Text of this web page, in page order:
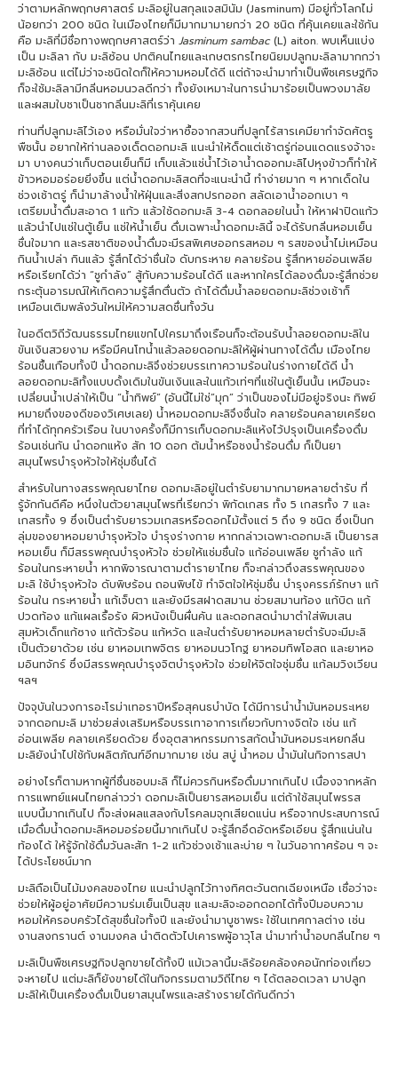
ว่าตามหลักพฤกษศาสตร์ มะลิอยู่ในสกุลแจสมินัม (Jasminum) มีอยู่ทั่วโลกไม่
น้อยกว่า 200 ชนิด ในเมืองไทยก็มีมากมามายกว่า 20 ชนิด ที่คุ้นเคยและใช้กัน
คือ มะลิที่มีชื่อทางพฤกษศาสตร์ว่า Jasminum sambac(L) aiton. พบเห็นแบ่ง
เป็น มะลิลา กับ มะลิซ้อน ปกติคนไทยและเกษตรกรไทยนิยมปลูกมะลิลามากกว่า
มะลิซ้อน แต่ไม่ว่าจะชนิดใดก็ให้ความหอมได้ดี แต่ถ้าจะนำมาทำเป็นพืชเศรษฐกิจ
ก็จะใช้มะลิลามีกลิ่นหอมนวลดีกว่า ทั้งยังเหมาะในการนำมาร้อยเป็นพวงมาลัย
และผสมใบชาเป็นชากลิ่นมะลิที่เราคุ้นเคย
ท่านที่ปลูกมะลิไว้เอง หรือมั่นใจว่าหาซื้อจากสวนที่ปลูกไร้สารเคมียากำจัดศัตรู
พืชนั้น อยากให้ท่านลองเด็ดดอกมะลิ แนะนำให้ด็ดแต่เช้าตรู่ก่อนแดดแรงจ้าจะ
มา บางคนว่าเก็บตอนเย็นก็มี เก็บแล้วแช่น้ำไว้เอาน้ำดออกมะลิไปหุงข้าวก็ทำให้
ข้าวหอมอร่อยยิ่งขึ้น แต่น้ำดอกมะลิสดที่จะแนะนำนี้ ทำง่ายมาก ๆ หากเด็ดใน
ช่วงเช้าตรู่ ก็นำมาล้างน้ำให้ฝุ่นและสิ่งสกปรกออก สลัดเอาน้ำออกเบา ๆ
เตรียมน้ำดื่มสะอาด 1 แก้ว แล้วใช้ดอกมะลิ 3-4 ดอกลอยในน้ำ ให้หาฝาปิดแก้ว
แล้วนำไปแช่ในตู้เย็น แช่ให้น้ำเย็น ดื่มเฉพาะน้ำดอกมะลินี้ จะได้รับกลิ่นหอมเย็น
ชื่นใจมาก และรสชาติของน้ำดื่มจะมีรสพิเศษออกรสหอม ๆ รสของน้ำไม่เหมือน
กินน้ำเปล่า กินแล้ว รู้สึกได้ว่าชื่นใจ ดับกระหาย คลายร้อน รู้สึกหายอ่อนเพลีย
หรือเรียกได้ว่า “ชูกำลัง” สู้กับความร้อนได้ดี และหากใครได้ลองดื่มจะรู้สึกช่วย
กระตุ้นอารมณ์ให้เกิดความรู้สึกตื่นตัว ถ้าได้ดื่มน้ำลอยดอกมะลิช่วงเช้าก็
เหมือนเติมพลังวันใหม่ให้ความสดชื่นทั้งวัน
ในอดีตวิถีวัฒนธรรมไทยแขกไปใครมาถึงเรือนก็จะต้อนรับน้ำลอยดอกมะลิใน
ขันเงินสวยงาม หรือมีคนโทน้ำแล้วลอยดอกมะลิให้ผู้ผ่านทางได้ดื่ม เมืองไทย
ร้อนชื้นเกือบทั้งปี น้ำดอกมะลิจึงช่วยบรรเทาความร้อนในร่างกายได้ดี น้ำ
ลอยดอกมะลิทั้งแบบดั้งเดิมในขันเงินและในแก้วเท่ๆที่แช่ในตู้เย็นนั้น เหมือนจะ
เปลี่ยนน้ำเปล่าให้เป็น “น้ำทิพย์” (อันนี้ไม่ใช่”มุก” ว่าเป็นของไม่มีอยู่จริงนะ ทิพย์
หมายถึงของดีของวิเศษเลย) น้ำหอมดอกมะลิจึงชื่นใจ คลายร้อนคลายเครียด
ที่ทำได้ทุกครัวเรือน ในบางครั้งก็มีการเก็บดอกมะลิแห้งไว้ปรุงเป็นเครื่องดื่ม
ร้อนเช่นกัน นำดอกแห้ง สัก 10 ดอก ต้มน้ำหรือชงน้ำร้อนดื่ม ก็เป็นยา
สมุนไพรบำรุงหัวใจให้ชุ่มชื่นได้
สำหรับในทางสรรพคุณยาไทย ดอกมะลิอยู่ในตำรับยามากมายหลายตำรับ ที่
รู้จักกันดีคือ หนึ่งในตัวยาสมุนไพรที่เรียกว่า พิกัดเกสร ทั้ง 5 เกสรทั้ง 7 และ
เกสรทั้ง 9 ซึ่งเป็นตำรับยารวมเกสรหรือดอกไม้ตั้งแต่ 5 ถึง 9 ชนิด ซึ่งเป็นก
ลุ่มของยาหอมยาบำรุงหัวใจ บำรุงร่างกาย หากกล่าวเฉพาะดอกมะลิ เป็นยารส
หอมเย็น ก็มีสรรพคุณบำรุงหัวใจ ช่วยให้แช่มชื่นใจ แก้อ่อนเพลีย ชูกำลัง แก้
ร้อนในกระหายน้ำ หากพิจารณาตามตำรายาไทย ก็จะกล่าวถึงสรรพคุณของ
มะลิ ใช้บำรุงหัวใจ ดับพิษร้อน ถอนพิษไข้ ทำจิตใจให้ชุ่มชื่น บำรุงครรภ์รักษา แก้
ร้อนใน กระหายน้ำ แก้เจ็บตา และยังมีรสฝาดสมาน ช่วยสมานท้อง แก้บิด แก้
ปวดท้อง แก้แผลเรื้อรัง ผิวหนังเป็นผื่นคัน และดอกสดนำมาตำใส่พิมเสน
สุมหัวเด็กแก้ซาง แก้ตัวร้อน แก้หวัด และในตำรับยาหอมหลายตำรับจะมีมะลิ
เป็นตัวยาด้วย เช่น ยาหอมเทพจิตร ยาหอมนวโกฐ ยาหอมทิพโอสถ และยาหอ
มอินทจักร์ ซึ่งมีสรรพคุณบำรุงจิตบำรุงหัวใจ ช่วยให้จิตใจชุ่มชื่น แก้ลมวิงเวียน
ฯลฯ
ปัจจุบันในวงการอะโรม่าเทอราปีหรือสุคนธบำบัด ได้มีการนำน้ำมันหอมระเหย
จากดอกมะลิ มาช่วยส่งเสริมหรือบรรเทาอาการเกี่ยวกับทางจิตใจ เช่น แก้
อ่อนเพลีย คลายเครียดด้วย ซึ่งอุตสาหกรรมการสกัดน้ำมันหอมระเหยกลิ่น
มะลิยังนำไปใช้กับผลิตภัณฑ์อีกมากมาย เช่น สบู่ น้ำหอม น้ำมันในกิจการสปา
อย่างไรก็ตามหากผู้ที่ชื่นชอบมะลิ ก็ไม่ควรกินหรือดื่มมากเกินไป เนื่องจากหลัก
การแพทย์แผนไทยกล่าวว่า ดอกมะลิเป็นยารสหอมเย็น แต่ถ้าใช้สมุนไพรรส
แบบนี้มากเกินไป ก็จะส่งผลแสลงกับโรคลมจุกเสียดแน่น หรือจากประสบการณ์
เมื่อดื่มน้ำดอกมะลิหอมอร่อยนี้มากเกินไป จะรู้สึกอึดอัดหรือเอียน รู้สึกแน่นใน
ท้องได้ ให้รู้จักใช้ดื่มวันละสัก 1-2 แก้วช่วงเช้าและบ่าย ๆ ในวันอากาศร้อน ๆ จะ
ได้ประโยชน์มาก
มะลิถือเป็นไม้มงคลของไทย แนะนำปลูกไว้ทางทิศตะวันตกเฉียงเหนือ เชื่อว่าจะ
ช่วยให้ผู้อยู่อาศัยมีความร่มเย็นเป็นสุข และมะลิจะออกดอกได้ทั้งปีมอบความ
หอมให้ครอบครัวได้สุขชื่นใจทั้งปี และยังนำมาบูชาพระ ใช้ในเทศกาลต่าง เช่น
งานสงกรานต์ งานมงคล นำติดตัวไปเคารพผู้อาวุโส นำมาทำน้ำอบกลิ่นไทย ๆ
มะลิเป็นพืชเศรษฐกิจปลูกขายได้ทั้งปี แม้เวลานี้มะลิร้อยคล้องคอนักท่องเที่ยว
จะหายไป แต่มะลิก็ยังขายได้ในกิจกรรมตามวิถีไทย ๆ ได้ตลอดเวลา มาปลูก
มะลิให้เป็นเครื่องดื่มเป็นยาสมุนไพรและสร้างรายได้กันดีกว่า